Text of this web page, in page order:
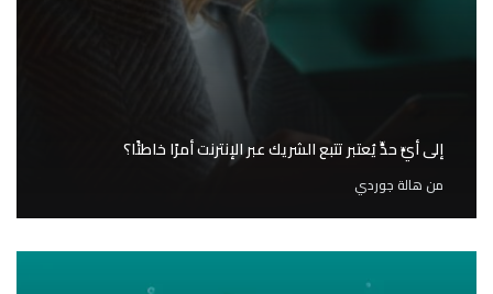
إلى أيٍّ حدٍّ يُعتبر تتبع الشريك عبر الإنترنت أمرًا خاطئًا؟
من هالة جوردي